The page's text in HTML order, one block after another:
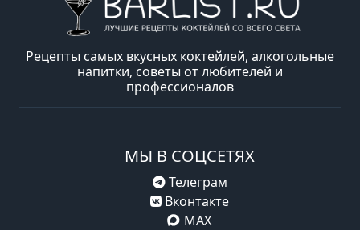
Рецепты самых вкусных коктейлей, алкогольные
напитки, советы от любителей и
профессионалов
МЫ В СОЦСЕТЯХ
Телеграм
Вконтакте
MAX